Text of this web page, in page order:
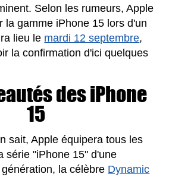
Selon les rumeurs, Apple
la gamme iPhone 15 lors d'un
lieu le mardi 12 septembre,
la confirmation d'ici quelques
des iPhone
15
sait, Apple équipera tous les
série "iPhone 15" d'une
la célèbre Dynamic